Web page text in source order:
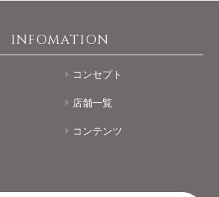
INFOMATION
コンセプト
店舗一覧
コンテンツ